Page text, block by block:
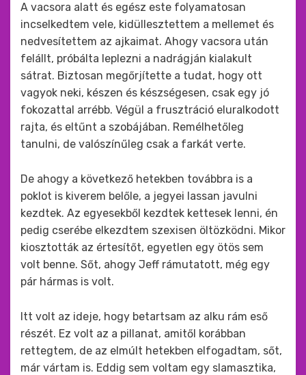
A vacsora alatt és egész este folyamatosan
incselkedtem vele, kidüllesztettem a mellemet és
nedvesítettem az ajkaimat. Ahogy vacsora után
felállt, próbálta leplezni a nadrágján kialakult
sátrat. Biztosan megőrjítette a tudat, hogy ott
vagyok neki, készen és készségesen, csak egy jó
fokozattal arrébb. Végül a frusztráció eluralkodott
rajta, és eltűnt a szobájában. Remélhetőleg
tanulni, de valószínűleg csak a farkát verte.
De ahogy a következő hetekben továbbra is a
poklot is kiverem belőle, a jegyei lassan javulni
kezdtek. Az egyesekből kezdtek kettesek lenni, én
pedig cserébe elkezdtem szexisen öltözködni. Mikor
kiosztották az értesítőt, egyetlen egy ötös sem
volt benne. Sőt, ahogy Jeff rámutatott, még egy
pár hármas is volt.
Itt volt az ideje, hogy betartsam az alku rám eső
részét. Ez volt az a pillanat, amitől korábban
rettegtem, de az elmúlt hetekben elfogadtam, sőt,
már vártam is. Eddig sem voltam egy slamasztika,